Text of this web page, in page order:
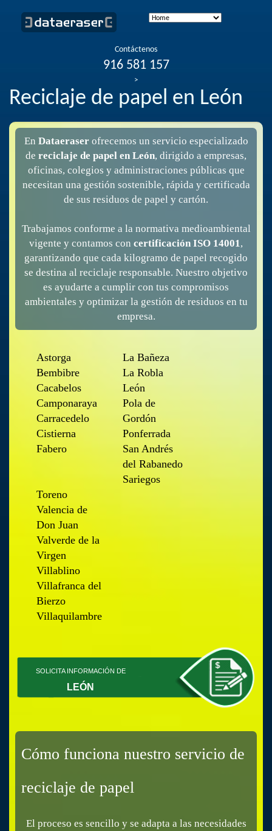
Contáctenos
916 581 157
>
Reciclaje de papel en León
En Dataeraserofrecemos un servicio especializado
de reciclaje de papel en León, dirigido a empresas,
oficinas, colegios y administraciones públicas que
necesitan una gestión sostenible, rápida y certificada
de sus residuos de papel y cartón.
Trabajamos conforme a la normativa medioambiental
vigente y contamos con certificación ISO 14001 ,
garantizando que cada kilogramo de papel recogido
se destina al reciclaje responsable. Nuestro objetivo
es ayudarte a cumplir con tus compromisos
ambientales y optimizar la gestión de residuos en tu
empresa.
Astorga
Bembibre
Cacabelos
Camponaraya
Carracedelo
Cistierna
Fabero
La Bañeza
La Robla
León
Pola de
Gordón
Ponferrada
San Andrés
del Rabanedo
Sariegos
Toreno
Valencia de
Don Juan
Valverde de la
Virgen
Villablino
Villafranca del
Bierzo
Villaquilambre
SOLICITA INFORMACIÓN DE
LEÓN
Cómo funciona nuestro servicio de
reciclaje de papel
El proceso es sencillo y se adapta a las necesidades